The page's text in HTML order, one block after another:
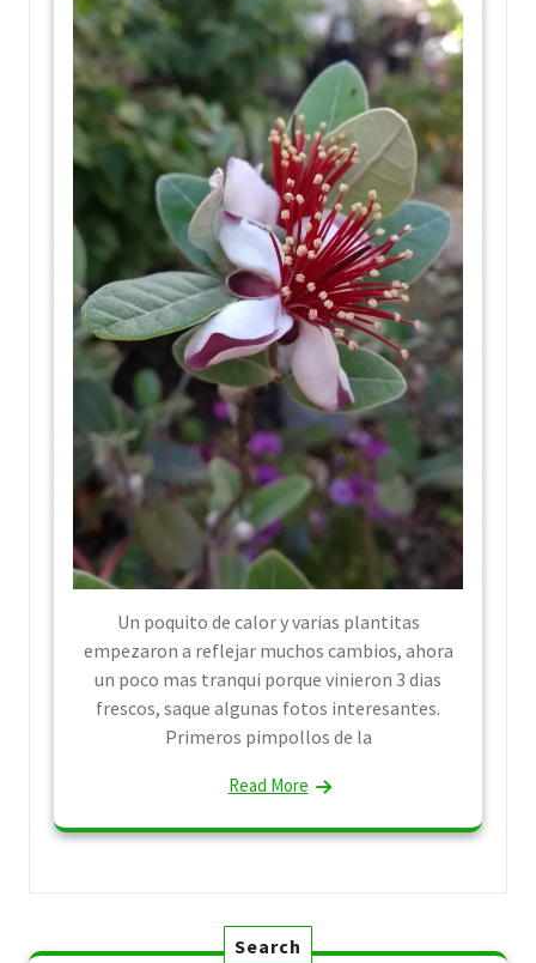
Un poquito de calor y varias plantitas
empezaron a reflejar muchos cambios, ahora
un poco mas tranqui porque vinieron 3 dias
frescos, saque algunas fotos interesantes.
Primeros pimpollos de la
Read More
Search